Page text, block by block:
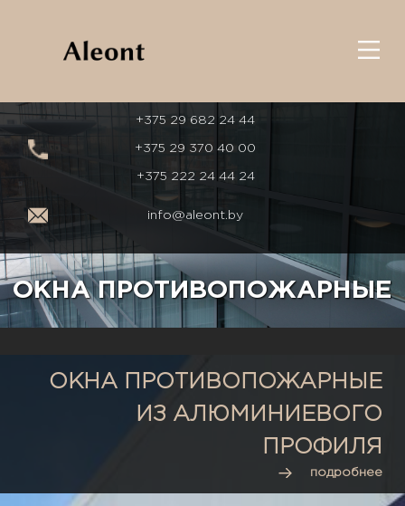
+375 29 682 24 44
+375 29 370 40 00
+375 222 24 44 24
info@aleont.by
ОКНА ПРОТИВОПОЖАРНЫЕ
ОКНА ПРОТИВОПОЖАРНЫЕ
ИЗ АЛЮМИНИЕВОГО
ПРОФИЛЯ
подробнее